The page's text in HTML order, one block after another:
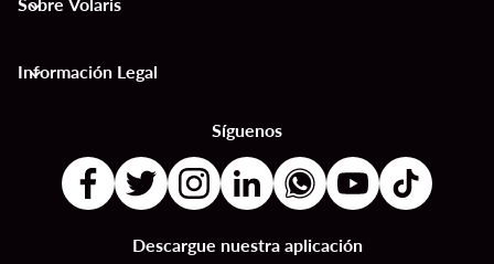
keyboard_arrow_down
Información Legal
keyboard_arrow_down
Síguenos
Descargue nuestra aplicación